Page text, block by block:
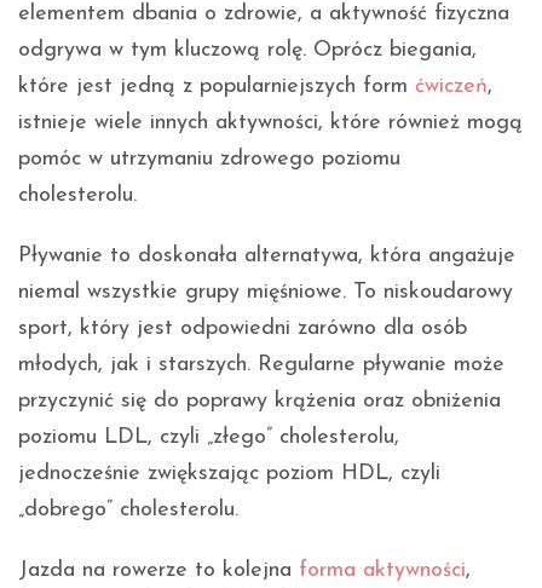
elementem dbania o zdrowie, a aktywność fizyczna
odgrywa w tym kluczową rolę. Oprócz biegania,
które jest jedną z popularniejszych form ćwiczeń,
istnieje wiele innych aktywności, które również mogą
pomóc w utrzymaniu zdrowego poziomu
cholesterolu.
Pływanie to doskonała alternatywa, która angażuje
niemal wszystkie grupy mięśniowe. To niskoudarowy
sport, który jest odpowiedni zarówno dla osób
młodych, jak i starszych. Regularne pływanie może
przyczynić się do poprawy krążenia oraz obniżenia
poziomu LDL, czyli „złego” cholesterolu,
jednocześnie zwiększając poziom HDL, czyli
„dobrego” cholesterolu.
Jazda na rowerze to kolejna forma aktywności,